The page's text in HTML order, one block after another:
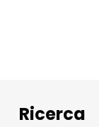
Ricerca